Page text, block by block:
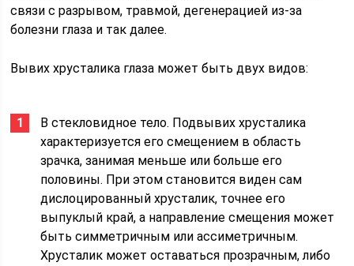
связи с разрывом, травмой, дегенерацией из-за
болезни глаза и так далее.
Вывих хрусталика глаза может быть двух видов:
В стекловидное тело. Подвывих хрусталика
характеризуется его смещением в область
зрачка, занимая меньше или больше его
половины. При этом становится виден сам
дислоцированный хрусталик, точнее его
выпуклый край, а направление смещения может
быть симметричным или ассиметричным.
Хрусталик может оставаться прозрачным, либо